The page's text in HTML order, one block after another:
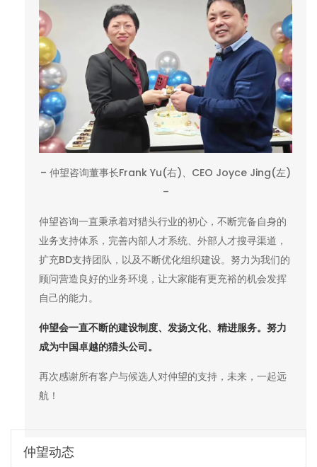
– 仲望咨询董事长Frank Yu(右)、CEO Joyce Jing(左)
–
仲望咨询一直秉承着对猎头行业的初心，不断完备自身的
业务支持体系，完善内部人才系统、外部人才搜寻渠道，
扩充BD支持团队，以及不断优化组织建设。努力为我们的
顾问营造良好的业务环境，让大家能有更充裕的机会发挥
自己的能力。
仲望会一直不断的建设制度、发扬文化、精进服务。努力
成为中国卓越的猎头公司。
再次感谢所有客户与候选人对仲望的支持，未来，一起远
航！
仲望动态